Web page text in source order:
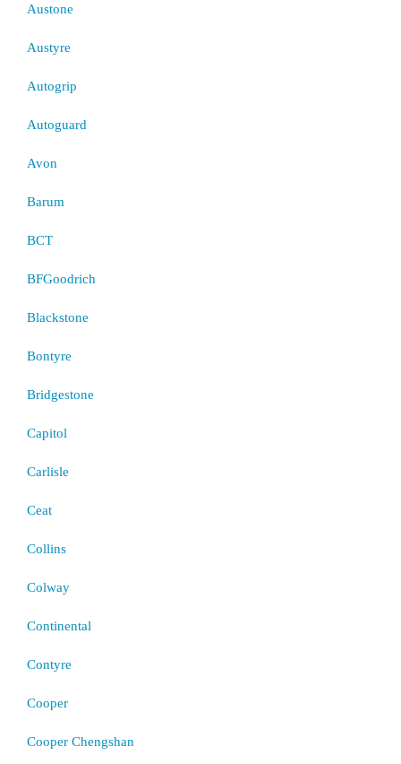
Austone
Austyre
Autogrip
Autoguard
Avon
Barum
BCT
BFGoodrich
Blackstone
Bontyre
Bridgestone
Capitol
Carlisle
Ceat
Collins
Colway
Continental
Contyre
Cooper
Cooper Chengshan